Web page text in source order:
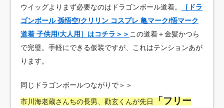
ウイッグよりまず必要なのはドラゴンボール道着。
［ドラ
ゴンボール 孫悟空/クリリン コスプレ 亀マーク/悟マーク
道着 子供用/大人用］はコチラ＞＞ この道着＋金髪かつら
で完璧。手軽にできる仮装ですが、これはテンションあが
ります。
同じドラゴンボールつながりで＞＞
市川海老蔵さんちの長男、勸玄くんが先日「フリー